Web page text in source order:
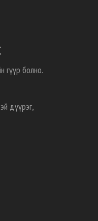
гүүр болно.
дүүрэг,